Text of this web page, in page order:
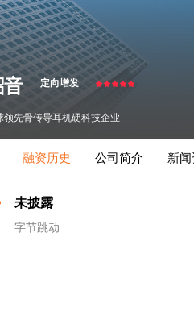
定向增发
领先骨传导耳机硬科技企业
融资历史 公司简介 新
未披露
字节跳动